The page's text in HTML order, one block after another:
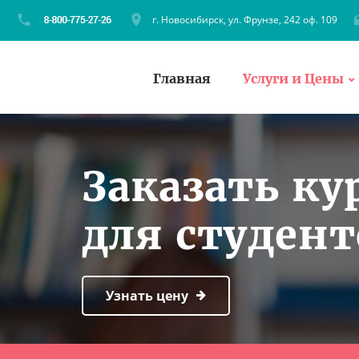
г. Новосибирск, ул. Фрунзе, 242 оф. 109
Главная Услуги и Цены
Заказать
для
Узнать цену